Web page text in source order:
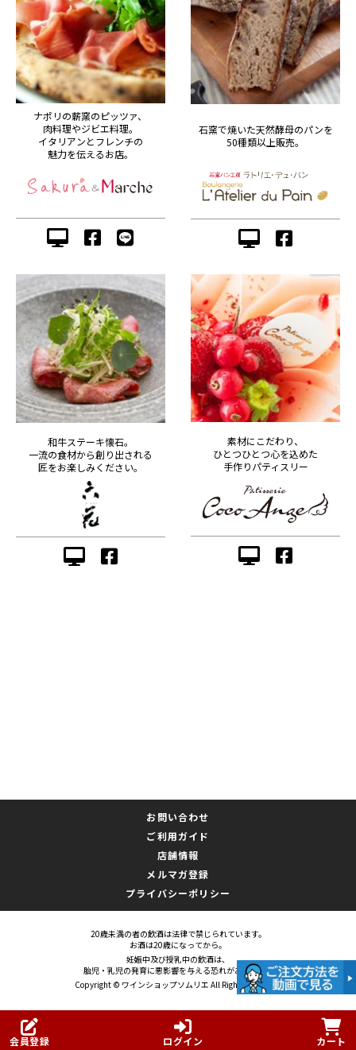
会員登録 ログイン カート
ナポリの薪窯のピッツァ、
肉料理やジビエ料理。
イタリアンとフレンチの
魅力を伝えるお店。
石窯で焼いた天然酵母のパンを
50種類以上販売。
和牛ステーキ懐石。
一流の食材から創り出される
匠をお楽しみください。
素材にこだわり、
ひとつひとつ心を込めた
手作りパティスリー
お問い合わせ
ご利用ガイド
店舗情報
メルマガ登録
プライバシーポリシー
20歳未満の者の飲酒は法律で禁じられています。
お酒は20歳になってから。
妊娠中及び授乳中の飲酒は、
胎児・乳児の発育に悪影響を与える恐れがあります。
Copyright © ワインショップソムリエ All Rights Reserved.